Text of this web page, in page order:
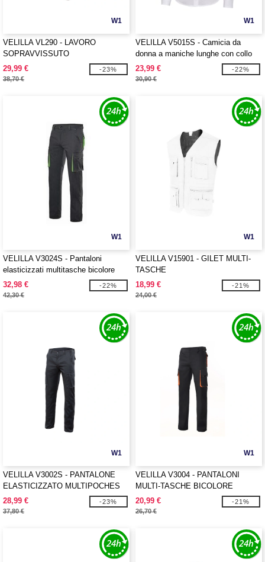
W1
VELILLA VL290 - LAVORO
SOPRAVVISSUTO
29,99 €
38,70 €
-23%
W1
VELILLA V5015S - Camicia da
donna a maniche lunghe con collo
alla coreana
23,99 €
30,90 €
-22%
W1
VELILLA V3024S - Pantaloni
elasticizzati multitasche bicolore
32,98 €
42,30 €
-22%
W1
VELILLA V15901 - GILET MULTI-
TASCHE
18,99 €
24,00 €
-21%
W1
VELILLA V3002S - PANTALONE
ELASTICIZZATO MULTIPOCHES
28,99 €
37,80 €
-23%
W1
VELILLA V3004 - PANTALONI
MULTI-TASCHE BICOLORE
20,99 €
26,70 €
-21%